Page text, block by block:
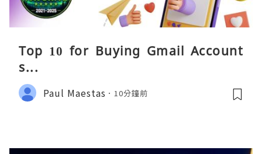
Top 10 for Buying Gmail Account
s...
Paul Maestas 10分鐘前